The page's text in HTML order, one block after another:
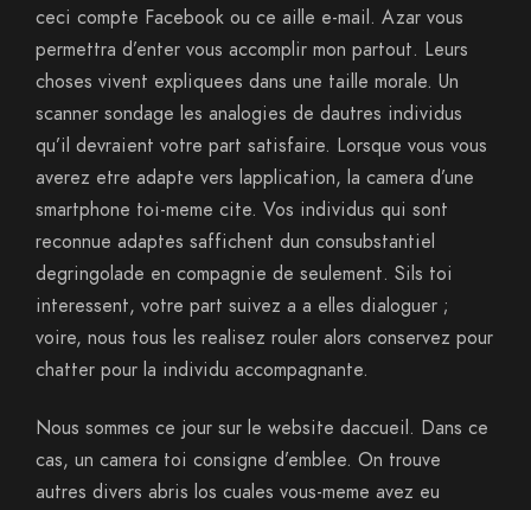
ceci compte Facebook ou ce aille e-mail. Azar vous
permettra d’enter vous accomplir mon partout. Leurs
choses vivent expliquees dans une taille morale. Un
scanner sondage les analogies de dautres individus
qu’il devraient votre part satisfaire. Lorsque vous vous
averez etre adapte vers lapplication, la camera d’une
smartphone toi-meme cite. Vos individus qui sont
reconnue adaptes saffichent dun consubstantiel
degringolade en compagnie de seulement. Sils toi
interessent, votre part suivez a a elles dialoguer ;
voire, nous tous les realisez rouler alors conservez pour
chatter pour la individu accompagnante.
Nous sommes ce jour sur le website daccueil. Dans ce
cas, un camera toi consigne d’emblee. On trouve
autres divers abris los cuales vous-meme avez eu